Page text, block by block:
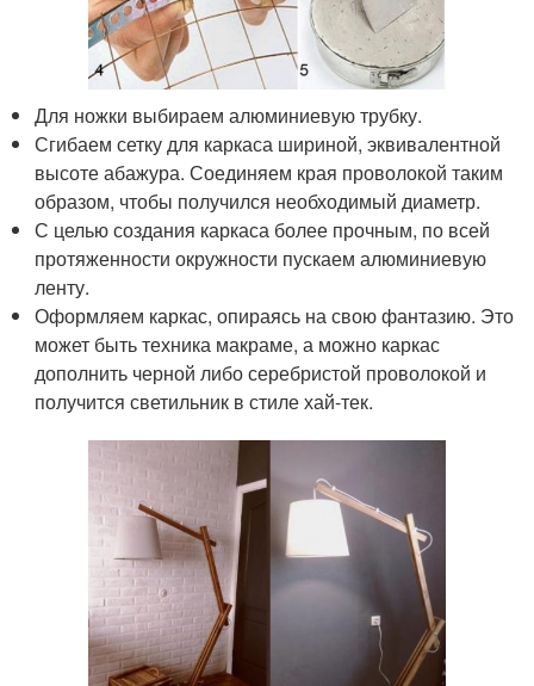
Для ножки выбираем алюминиевую трубку.
Сгибаем сетку для каркаса шириной, эквивалентной
высоте абажура. Соединяем края проволокой таким
образом, чтобы получился необходимый диаметр.
С целью создания каркаса более прочным, по всей
протяженности окружности пускаем алюминиевую
ленту.
Оформляем каркас, опираясь на свою фантазию. Это
может быть техника макраме, а можно каркас
дополнить черной либо серебристой проволокой и
получится светильник в стиле хай-тек.